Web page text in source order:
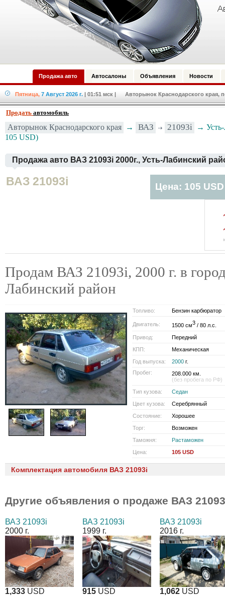
Продажа авто Автосалоны Объявления Новости
Пятница, 7 Август 2026 г. | 01:51 мск | Авторынок Краснодарского края,
Продать автомобиль
Авторынок Краснодарского края → ВАЗ 21093i →
105 USD)
Продажа авто ВАЗ 21093i 2000г., Усть-Лабинский
ВАЗ 21093i Цена: 105 USD
Продам ВАЗ 21093i, 2000 г. в
Лабинский район
Топливо: Бензин карбюратор
Двигатель: 1500 см3 / 80 л.с.
Привод:
Передний
КПП:
Механическая
Год выпуска:
2000 г.
Пробег:
208.000 км.
(без пробега по РФ)
Тип кузова:
Седан
Цвет кузова:
Серебрянный
Состояние:
Хорошее
Торг:
Возможен
Таможня:
Растаможен
Цена:
105 USD
Комплектация автомобиля ВАЗ 21093i
Другие объявления о продаже ВАЗ
ВАЗ 21093i
2000 г.
1,333 USD
ВАЗ 21093i
1999 г.
915 USD
ВАЗ 21093i
2016 г.
1,062 USD